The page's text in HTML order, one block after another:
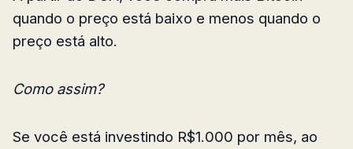
quando o preço está baixo e menos quando o
preço está alto.
Como assim?
Se você está investindo R$1.000 por mês, ao